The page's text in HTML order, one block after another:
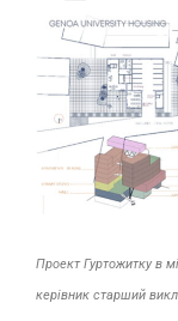
Проект Гуртожитку в
керівник старший